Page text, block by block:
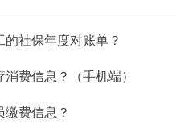
社保年度对账单？
费信息？（手机端）
缴费信息？